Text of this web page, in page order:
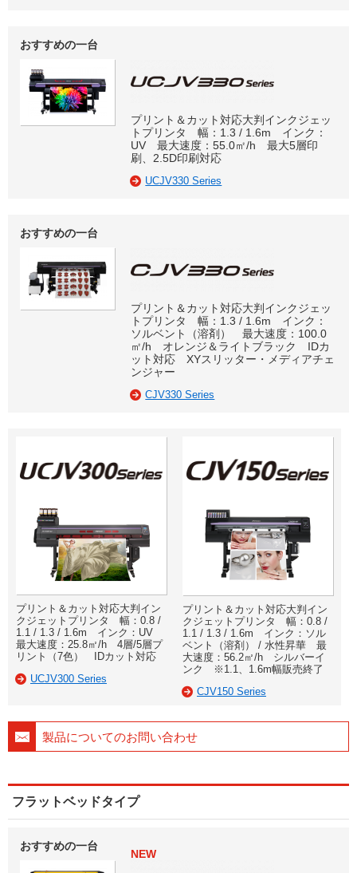
おすすめの一台
プリント＆カット対応大判インクジェッ
トプリンタ 幅：1.3 / 1.6m インク：
UV 最大速度：55.0㎡/h 最大5層印
刷、2.5D印刷対応
UCJV330 Series
おすすめの一台
プリント＆カット対応大判インクジェッ
トプリンタ 幅：1.3 / 1.6m インク：
ソルベント（溶剤） 最大速度：100.0
㎡/h オレンジ＆ライトブラック IDカ
ット対応 XYスリッター・メディアチェ
ンジャー
CJV330 Series
プリント＆カット対応大判イン
クジェットプリンタ 幅：0.8 /
1.1 / 1.3 / 1.6m インク：UV
最大速度：25.8㎡/h 4層/5層プ
リント（7色） IDカット対応
UCJV300 Series
プリント＆カット対応大判イン
クジェットプリンタ 幅：0.8 /
1.1 / 1.3 / 1.6m インク：ソル
ベント（溶剤） / 水性昇華 最
大速度：56.2㎡/h シルバーイ
ンク ※1.1、1.6m幅販売終了
CJV150 Series
製品についてのお問い合わせ
フラットベッドタイプ
おすすめの一台
NEW